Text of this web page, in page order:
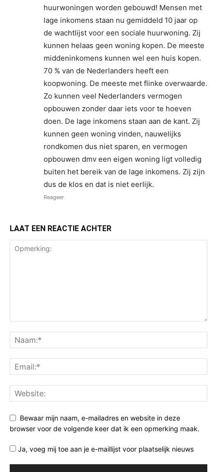
huurwoningen worden gebouwd! Mensen met
lage inkomens staan nu gemiddeld 10 jaar op
de wachtlijst voor een sociale huurwoning. Zij
kunnen helaas geen woning kopen. De meeste
middeninkomens kunnen wel een huis kopen.
70 % van de Nederlanders heeft een
koopwoning. De meeste met flinke overwaarde.
Zo kunnen veel Nederlanders vermogen
opbouwen zonder daar iets voor te hoeven
doen. De lage inkomens staan aan de kant. Zij
kunnen geen woning vinden, nauwelijks
rondkomen dus niet sparen, en vermogen
opbouwen dmv een eigen woning ligt volledig
buiten het bereik van de lage inkomens. Zij zijn
dus de klos en dat is niet eerlijk.
Reageer
LAAT EEN REACTIE ACHTER
Bewaar mijn naam, e-mailadres en website in deze
browser voor de volgende keer dat ik een opmerking maak.
Ja, voeg mij toe aan je e-maillijst voor plaatselijk nieuws